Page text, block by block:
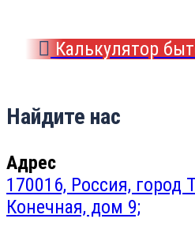
Калькулятор
Найдите нас
Адрес
170016, Россия, город
Конечная, дом 9;